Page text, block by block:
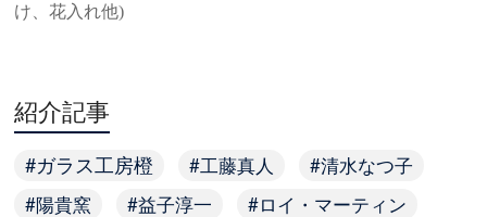
け、花入れ他)
紹介記事
ガラス工房橙 工藤真人
清水なつ子
陽貴窯
益子淳一 ロイ・マーティン